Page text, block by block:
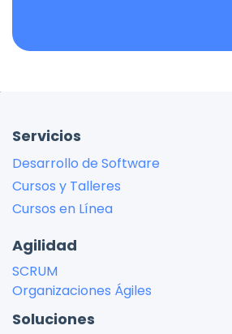
Servicios
Desarrollo de Software
Cursos y Talleres
Cursos en Línea
Agilidad
SCRUM
Organizaciones Ágiles
Soluciones